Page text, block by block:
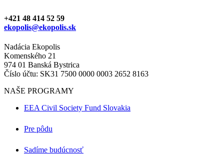
+421 48 414 52 59
ekopolis@ekopolis.sk
Nadácia Ekopolis
Komenského 21
974 01 Banská Bystrica
Číslo účtu: SK31 7500 0000 0003 2652 8163
NAŠE PROGRAMY
EEA Civil Society Fund Slovakia
Pre pôdu
Sadíme budúcnosť